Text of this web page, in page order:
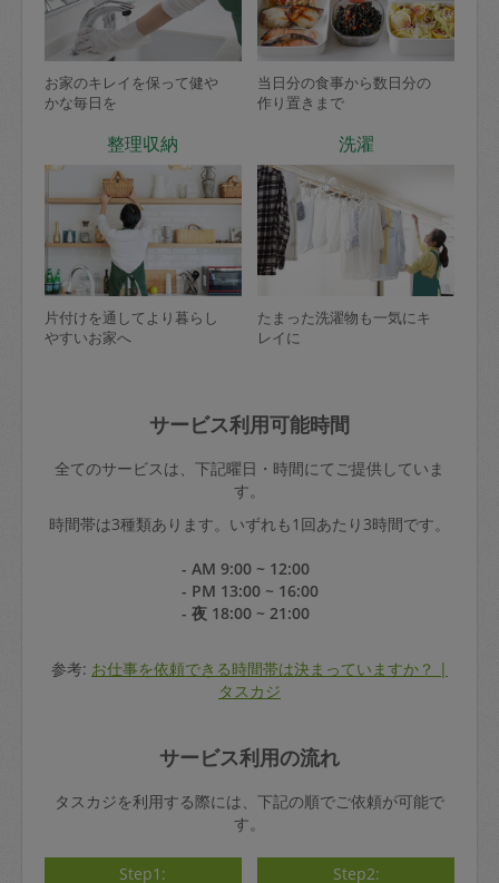
お家のキレイを保って健や
かな毎日を
当日分の食事から数日分の
作り置きまで
整理収納
片付けを通してより暮らし
やすいお家へ
洗濯
たまった洗濯物も一気にキ
レイに
サービス利用可能時間
全てのサービスは、下記曜日・時間にてご提供していま
す。
時間帯は3種類あります。いずれも1回あたり3時間です。
- AM 9:00 ~ 12:00
- PM 13:00 ~ 16:00
- 夜 18:00 ~ 21:00
参考: お仕事を依頼できる時間帯は決まっていますか？ |
タスカジ
サービス利用の流れ
タスカジを利用する際には、下記の順でご依頼が可能で
す。
Step1: Step2: